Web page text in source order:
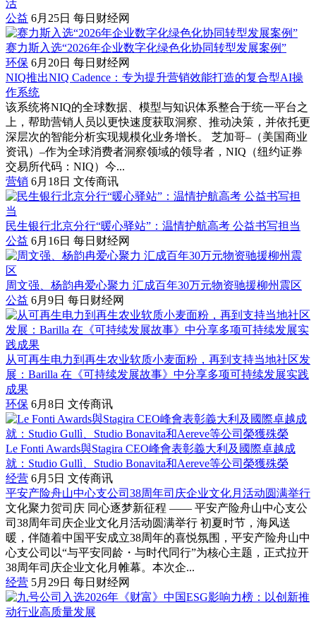
活
公益 6月25日 每日财经网
赛力斯入选“2026年企业数字化绿色化协同转型发展案例”
环保 6月20日 每日财经网
NIQ推出NIQ Cadence：专为提升营销效能打造的复合型AI操
作系统
该系统将NIQ的全球数据、模型与知识体系整合于统一平台之
上，帮助营销人员以更快速度获取洞察、推动决策，并依托更
深层次的智能分析实现规模化业务增长。 芝加哥–（美国商业
资讯）–作为全球消费者洞察领域的领导者，NIQ（纽约证券
交易所代码：NIQ）今...
营销 6月18日 文传商讯
民生银行北京分行“暖心驿站”：温情护航高考 公益书写担当
公益 6月16日 每日财经网
周文强、杨韵冉爱心聚力 汇成百年30万元物资驰援柳州震区
公益 6月9日 每日财经网
从可再生电力到再生农业软质小麦面粉，再到支持当地社区发
展：Barilla 在《可持续发展故事》中分享多项可持续发展实践
成果
环保 6月8日 文传商讯
Le Fonti Awards與Stagira CEO峰會表彰義大利及國際卓越成
就：Studio Gullì、Studio Bonavita和Aereve等公司榮獲殊榮
经营 6月5日 文传商讯
平安产险舟山中心支公司38周年司庆企业文化月活动圆满举行
文化聚力贺司庆 同心逐梦新征程 —— 平安产险舟山中心支公
司38周年司庆企业文化月活动圆满举行 初夏时节，海风送
暖，伴随着中国平安成立38周年的喜悦氛围，平安产险舟山中
心支公司以“与平安同龄・与时代同行”为核心主题，正式拉开
38周年司庆企业文化月帷幕。本次企...
经营 5月29日 每日财经网